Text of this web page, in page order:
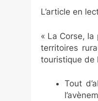
L’article en
« La Corse, la
territoires
touristique de
Tout